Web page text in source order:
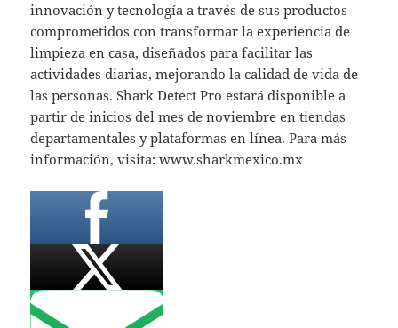
innovación y tecnología a través de sus productos
comprometidos con transformar la experiencia de
limpieza en casa, diseñados para facilitar las
actividades diarias, mejorando la calidad de vida de
las personas. Shark Detect Pro estará disponible a
partir de inicios del mes de noviembre en tiendas
departamentales y plataformas en línea. Para más
información, visita: www.sharkmexico.mx